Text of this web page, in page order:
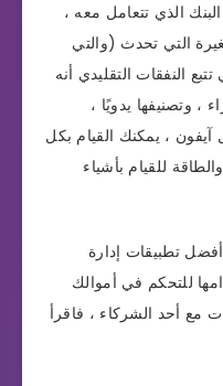
الذي تتعامل معه ،
التي تحدث (والتي
النفقات التقليدي أنه
وتصنيفها يدويًا ،
آيفون ، يمكنك القيام بكل
للقيام بأشياء
تطبيقات إدارة
للتحكم في أموالك
مع أحد الشركاء ، فاقرأ